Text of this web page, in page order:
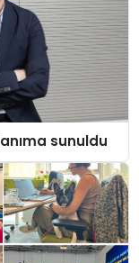
sunuldu